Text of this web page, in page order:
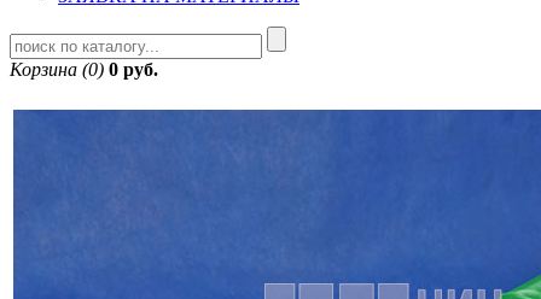
Корзина (0) 0 руб.